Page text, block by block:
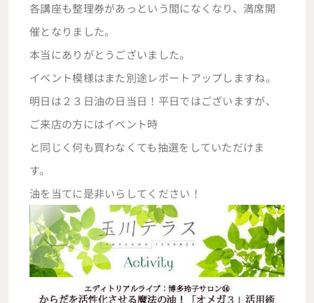
各講座も整理券があっという間になくなり、満席開
催となりました。
本当にありがとうございました。
イベント模様はまた別途レポートアップしますね。
明日は２３日油の日当日！平日ではございますが、
ご来店の方にはイベント時
と同じく何も買わなくても抽選をしていただけま
す。
油を当てに是非いらしてください！